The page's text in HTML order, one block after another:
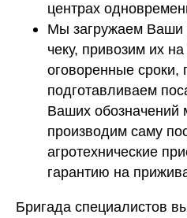
центрах
Мы загружаем Ваши
чеку, привозим их
оговоренные сроки,
подготавливаем
Ваших обозначений
производим саму
агротехнические
гарантию на
Бригада специалистов